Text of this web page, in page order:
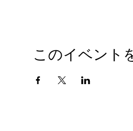
このイベント